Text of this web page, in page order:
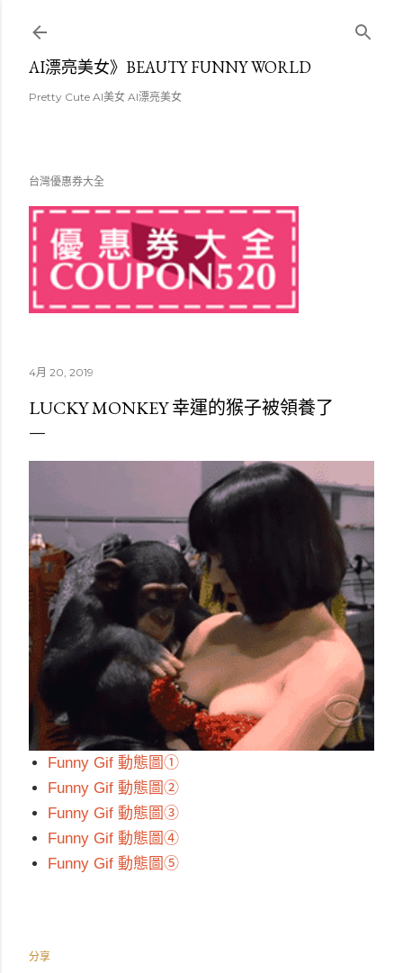
AI漂亮美女》BEAUTY FUNNY WORLD
Pretty Cute AI美女 AI漂亮美女
台灣優惠券大全
4月 20, 2019
LUCKY MONKEY 幸運的猴子被領養了
Funny Gif 動態圖①
Funny Gif 動態圖②
Funny Gif 動態圖③
Funny Gif 動態圖④
Funny Gif 動態圖⑤
分享